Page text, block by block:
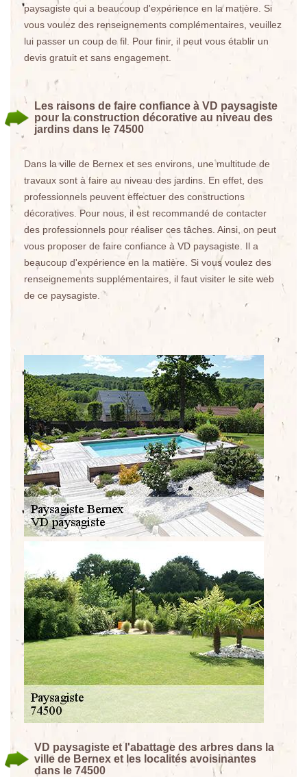
paysagiste qui a beaucoup d'expérience en la matière. Si
vous voulez des renseignements complémentaires, veuillez
lui passer un coup de fil. Pour finir, il peut vous établir un
devis gratuit et sans engagement.
Les raisons de faire confiance à VD paysagiste
pour la construction décorative au niveau des
jardins dans le 74500
Dans la ville de Bernex et ses environs, une multitude de
travaux sont à faire au niveau des jardins. En effet, des
professionnels peuvent effectuer des constructions
décoratives. Pour nous, il est recommandé de contacter
des professionnels pour réaliser ces tâches. Ainsi, on peut
vous proposer de faire confiance à VD paysagiste. Il a
beaucoup d'expérience en la matière. Si vous voulez des
renseignements supplémentaires, il faut visiter le site web
de ce paysagiste.
VD paysagiste et l'abattage des arbres dans la
ville de Bernex et les localités avoisinantes
dans le 74500